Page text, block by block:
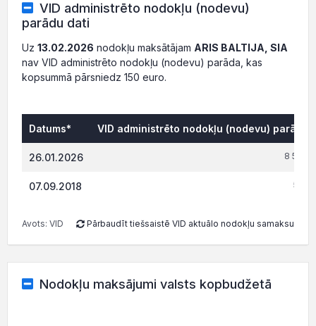
VID administrēto nodokļu (nodevu)
parādu dati
Uz 13.02.2026 nodokļu maksātājam ARIS BALTIJA, SIA
nav VID administrēto nodokļu (nodevu) parāda, kas
kopsummā pārsniedz 150 euro.
Datums* VID administrēto nodokļu (nodevu) parāds,
26.01.2026 8
07.09.2018
Avots: VID Pārbaudīt tiešsaistē VID aktuālo nodokļu samaksu
Nodokļu maksājumi valsts kopbudžetā